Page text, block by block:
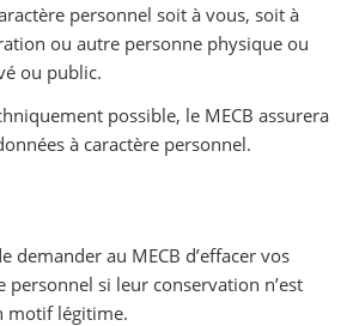
personnel soit à vous, soit à
ou autre personne physique ou
ou public.
possible, le MECB assurera
à caractère personnel.
demander au MECB d’effacer vos
personnel si leur conservation n’est
motif légitime.